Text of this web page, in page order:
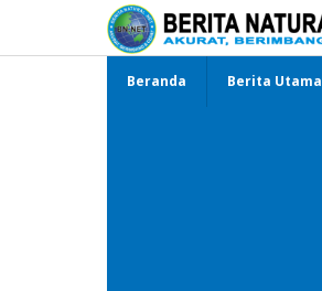
Beranda Berita Utama